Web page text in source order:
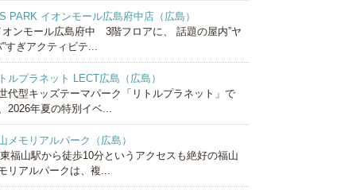
PARK イオンモール広島府中店（広島）
オンモール広島府中 3階フロアに、 話題の屋内”ヤ
”すぎアクティビテ...
ルプラネット LECT広島（広島）
代型キッズテーマパーク「リトルプラネット」で
2026年夏の特別イベ...
メモリアルパーク（広島）
福山駅から徒歩10分というアクセスも絶好の福山
リアルパークは、複...